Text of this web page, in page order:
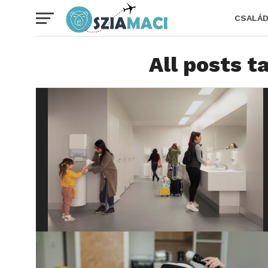
CSALÁD
All posts